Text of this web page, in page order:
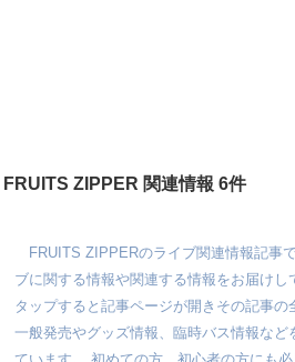
FRUITS ZIPPER 関連情報 6件
FRUITS ZIPPERのライブ関連情報記事
ブに関する情報や関連する情報をお届け
タップすると記事ページが開きその記事の
一般発売やグッズ情報、臨時バス情報など